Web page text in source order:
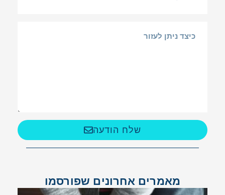
שלח הודעה
מאמרים אחרונים שפורסמו